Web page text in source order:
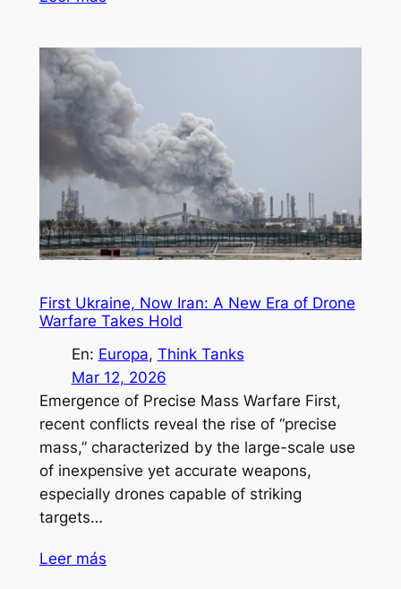
First Ukraine, Now Iran: A New Era of Drone
Warfare Takes Hold
En: Europa, Think Tanks
Mar 12, 2026
Emergence of Precise Mass Warfare First,
recent conflicts reveal the rise of “precise
mass,” characterized by the large-scale use
of inexpensive yet accurate weapons,
especially drones capable of striking
targets…
Leer más